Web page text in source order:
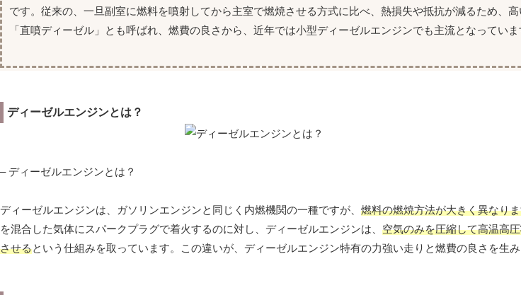
です。従来の、一旦副室に燃料を噴射してから主室で燃焼させる方式に比べ、熱損失や抵抗が減るため、
「直噴ディーゼル」とも呼ばれ、燃費の良さから、近年では小型ディーゼルエンジンでも主流となっていま
ディーゼルエンジンとは？
– ディーゼルエンジンとは？
ディーゼルエンジンは、ガソリンエンジンと同じく内燃機関の一種ですが、 燃料の燃焼方法が大きく異なり
を混合した気体にスパークプラグで着火するのに対し、ディーゼルエンジンは、 空気のみを圧縮して高温高
させるという仕組みを取っています。この違いが、ディーゼルエンジン特有の力強い走りと燃費の良さを生み